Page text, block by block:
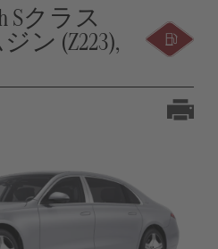
Sクラス
ン (Z223),